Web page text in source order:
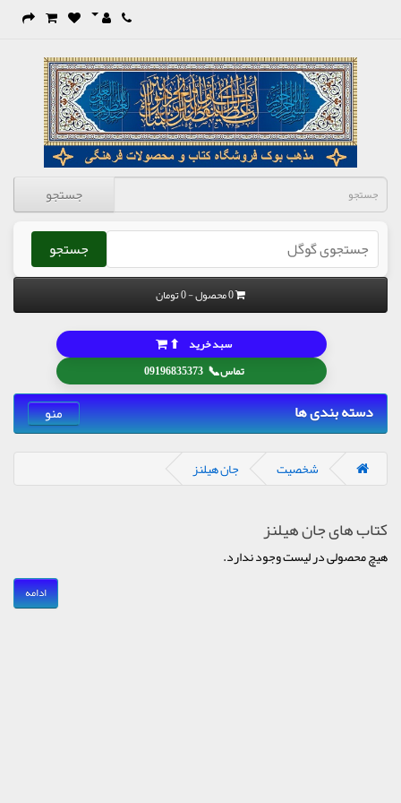
جستجو
جستجو
0 محصول - 0 تومان
تماس📞
09196835373
سبد خرید ⬆
دسته بندی ها منو
شخصیت جان هیلنز
کتاب های جان هیلنز
هیچ محصولی در لیست وجود ندارد.
ادامه